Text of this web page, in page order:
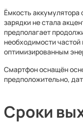
Ёмкость
зарядки не стала
предполагает
необходимости
оптимизированным
Смартфон оснащён
предположительно,
Сроки